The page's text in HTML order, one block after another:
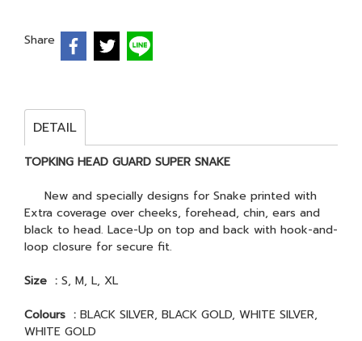
Share
DETAIL
TOPKING HEAD GUARD SUPER SNAKE
New and specially designs for Snake printed with
Extra coverage over cheeks, forehead, chin, ears and
black to head. Lace-Up on top and back with hook-and-
loop closure for secure fit.
Size : S, M, L, XL
Colours : BLACK SILVER, BLACK GOLD, WHITE SILVER,
WHITE GOLD